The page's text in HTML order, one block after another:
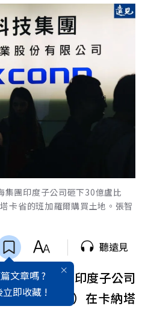
集團印度子公司砸下30億盧比
卡省的班加羅爾購買土地。張智
文章嗎 ?
立即收藏 !
聽遠見
，鴻海集團印度子公司
幣11.1億元）在卡納塔